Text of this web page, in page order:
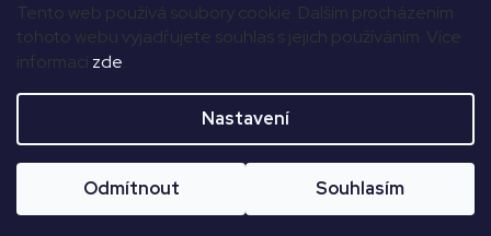
Tento web používá soubory cookie. Dalším procházením
tohoto webu vyjadřujete souhlas s jejich používáním. Více
informací zde
Nastavení
Odmítnout Souhlasím
Vytvořil ShoptetCopyright 2026 wonderFULL bikes. Všechna práva
vyhrazena.